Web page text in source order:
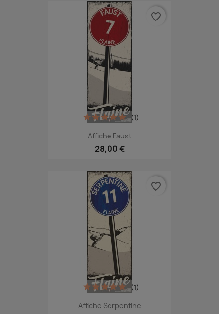
Affiche Faust
28,00 €
(1)
favorite_border
Affiche Serpentine
(1)
favorite_border